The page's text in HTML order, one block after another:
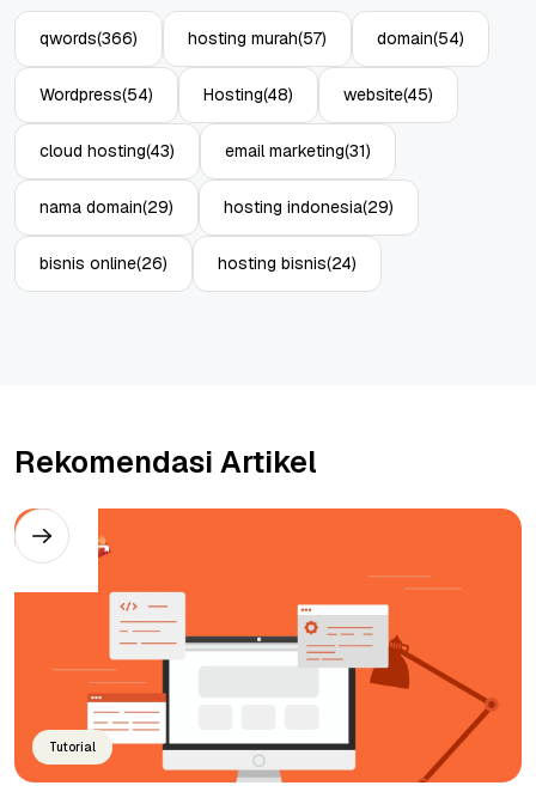
qwords(366) hosting murah(57) domain(54)
Wordpress(54) Hosting(48) website(45)
cloud hosting(43) email marketing(31)
nama domain(29) hosting indonesia(29)
bisnis online(26) hosting bisnis(24)
Rekomendasi Artikel
Tutorial